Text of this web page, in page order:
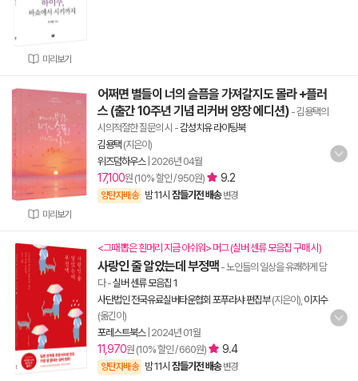
미리보기
미리보기
어쩌면 별들이 너의 슬픔을 가져갈지도 몰라 +플러
스 (출간 10주년 기념 리커버 양장 에디션) - 김용택의
시의적절한 질문의 시 -감성치유 라이팅북
김용택 (지은이)
위즈덤하우스| 2026년 04월
17,100원 (10% 할인 / 950원) 9.2
양탄자배송 밤 11시 잠들기전 배송 변경
<그때 뽑은 흰머리 지금 아쉬워> 머그 (실버 센류 모음집 구매 시)
사랑인 줄 알았는데 부정맥 - 노인들의 일상을 유쾌하게 담
다-실버 센류 모음집 1
사단법인 전국유료실버타운협회 포푸라샤 편집부(지은이), 이지수
(옮긴이)
포레스트북스| 2024년 01월
11,970원 (10% 할인 / 660원) 9.4
양탄자배송 밤 11시 잠들기전 배송 변경